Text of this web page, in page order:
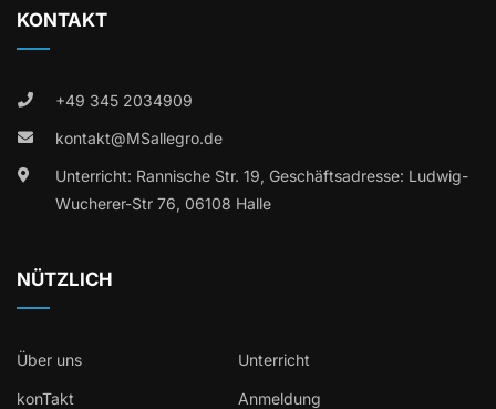
KONTAKT
+49 345 2034909
kontakt@MSallegro.de
Unterricht: Rannische Str. 19, Geschäftsadresse: Ludwig-
Wucherer-Str 76, 06108 Halle
NÜTZLICH
Über uns Unterricht
konTakt Anmeldung